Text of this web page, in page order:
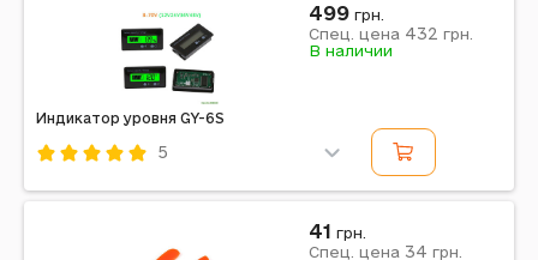
Индикатор уровня GY-6S
5
499 грн.
Спец. цена 432 грн.
В наличии
41 грн.
Спец. цена 34 грн.